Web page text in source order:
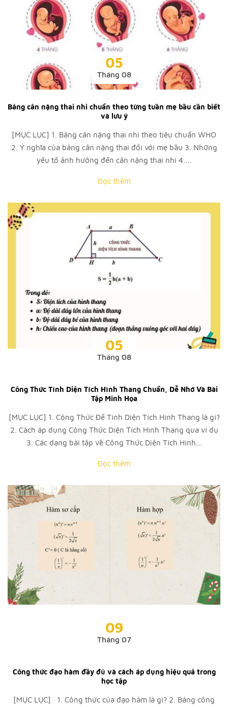
05
Tháng 08
Bảng cân nặng thai nhi chuẩn theo từng tuần mẹ bầu cần biết
và lưu ý
[MỤC LỤC] 1. Bảng cân nặng thai nhi theo tiêu chuẩn WHO
2. Ý nghĩa của bảng cân nặng thai đối với mẹ bầu 3. Những
yếu tố ảnh hưởng đến cân nặng thai nhi 4....
Đọc thêm
05
Tháng 08
Công Thức Tính Diện Tích Hình Thang Chuẩn, Dễ Nhớ Và Bài
Tập Minh Họa
[MỤC LỤC] 1. Công Thức Để Tính Diện Tích Hình Thang là gì?
2. Cách áp dụng Công Thức Diện Tích Hình Thang qua ví dụ
3. Các dạng bài tập về Công Thức Diện Tích Hình...
Đọc thêm
09
Tháng 07
Công thức đạo hàm đầy đủ và cách áp dụng hiệu quả trong
học tập
[MỤC LỤC] 1. Công thức của đạo hàm là gì? 2. Bảng công